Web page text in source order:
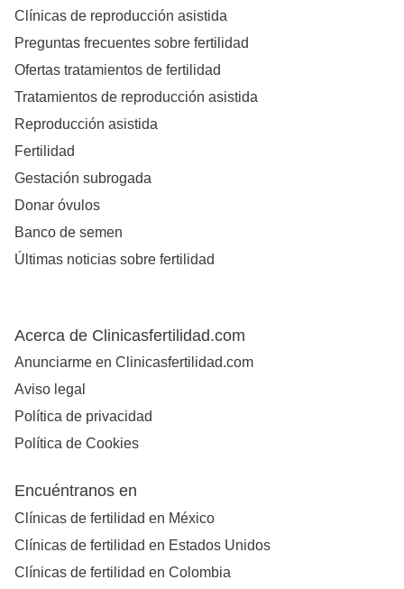
Clínicas de reproducción asistida
Preguntas frecuentes sobre fertilidad
Ofertas tratamientos de fertilidad
Tratamientos de reproducción asistida
Reproducción asistida
Fertilidad
Gestación subrogada
Donar óvulos
Banco de semen
Últimas noticias sobre fertilidad
Acerca de Clinicasfertilidad.com
Anunciarme en Clinicasfertilidad.com
Aviso legal
Política de privacidad
Política de Cookies
Encuéntranos en
Clínicas de fertilidad en México
Clínicas de fertilidad en Estados Unidos
Clínicas de fertilidad en Colombia